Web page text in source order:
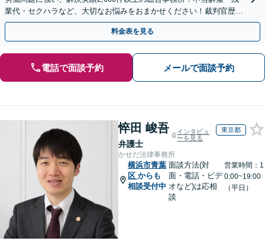
業代・セクハラなど、大切なお悩みをおまかせください！裁判官歴35
年のベテラン弁護士在籍！
料金表を見る
電話で面談予約 メールで面談予約
悴田 峻吾
弁護士
インタビュ
ーを見る
東京都
かせだ法律事務所
横浜市青葉
区 からも
相談受付中
面談方法(対
面・電話・ビデ
オなど)は応相
談
営業時間：1
0:00~19:00
（平日）